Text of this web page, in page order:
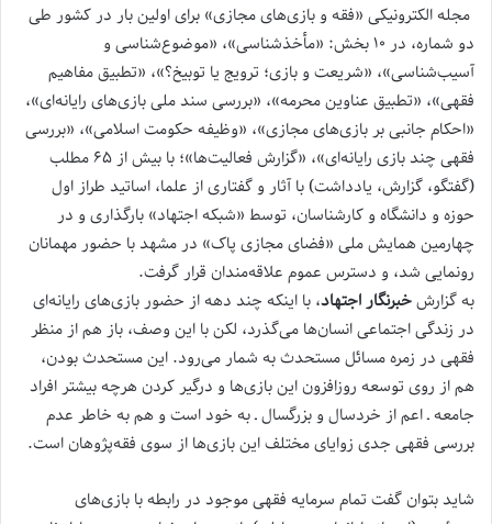
مجله الکترونیکی «فقه و بازی‌های مجازی» برای اولین بار در کشور طی
دو شماره، در ۱۰ بخش: «مأخذشناسی»، «موضوع‌شناسی و
آسیب‌شناسی»، «شریعت و بازی؛ ترویج یا توبیخ؟»، «تطبیق مفاهیم
فقهی»، «تطبیق عناوین محرمه»، «بررسی سند ملی بازی‌های رایانه‌ای»،
«احکام جانبی بر باز‌ی‌های مجازی»، «وظیفه حکومت اسلامی»، «بررسی
فقهی چند بازی رایانه‌ای»، «گزارش فعالیت‌ها»؛ با بیش از ۶۵ مطلب
(گفتگو، گزارش، یادداشت) با آثار و گفتاری از علما، اساتید طراز اول
حوزه و دانشگاه و کارشناسان، توسط «شبکه اجتهاد» بارگذاری و در
چهارمین همایش ملی «فضای مجازی پاک» در مشهد با حضور مهمانان
رونمایی شد، و دسترس عموم علاقه‌مندان قرار گرفت.
به گزارشخبرنگار اجتهاد، با اینکه چند دهه از حضور بازی‌های رایانه‌ای
در زندگی اجتماعی انسان‌ها می‌گذرد، لکن با این وصف، باز هم از منظر
فقهی در زمره مسائل مستحدث به شمار می‌رود. این مستحدث بودن،
هم از روی توسعه روزافزون این بازی‌ها و درگیر کردن هرچه بیشتر افراد
جامعه ـ اعم از خردسال و بزرگسال ـ به خود است و هم به خاطر عدم
بررسی فقهی جدی زوایای مختلف این بازی‌ها از سوی فقه‌پژوهان است.
شاید بتوان گفت تمام سرمایه فقهی موجود در رابطه با بازی‌های